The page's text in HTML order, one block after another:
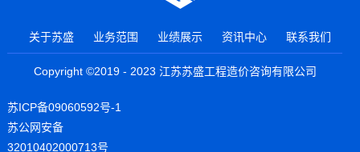
关于苏盛 业务范围 业绩展示 资讯中心 联系我们
Copyright ©2019 - 2023 江苏苏盛工程造价咨询有限公司
苏ICP备09060592号-1
苏公网安备
32010402000713号